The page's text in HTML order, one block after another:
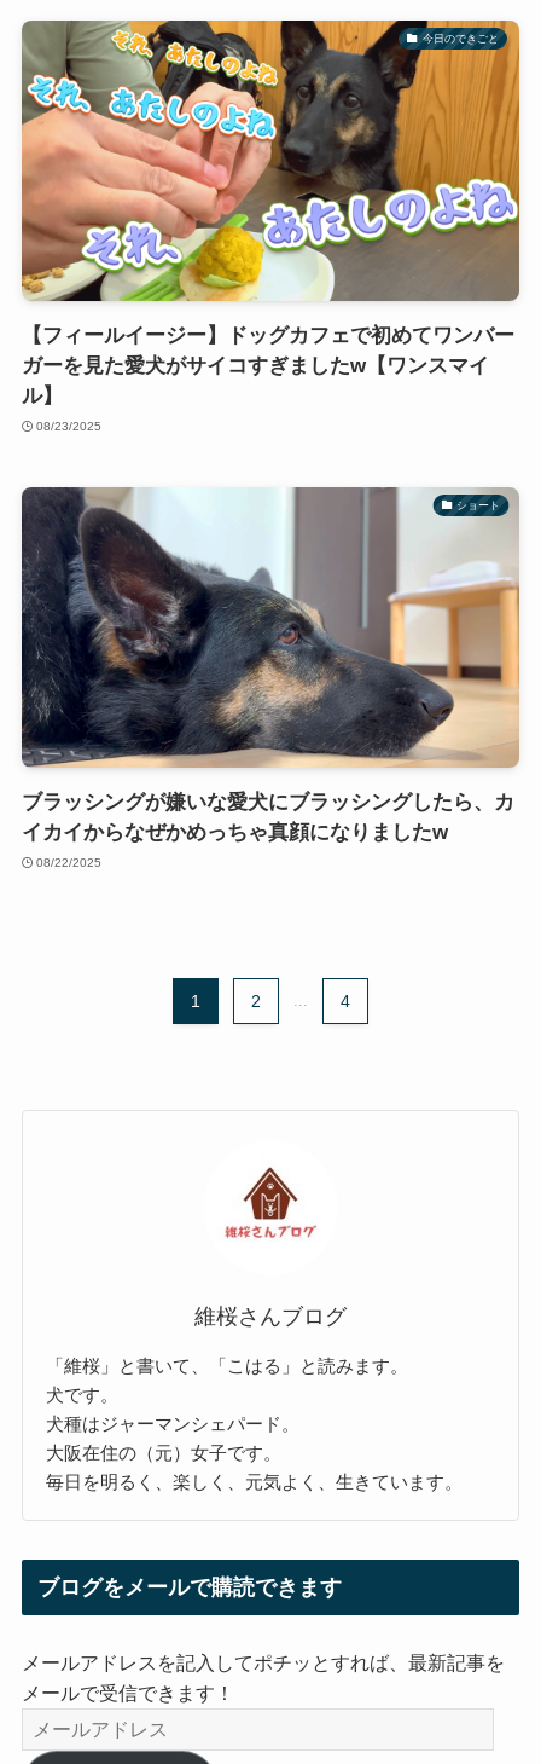
今日のできごと
【フィールイージー】ドッグカフェで初めてワンバー
ガーを見た愛犬がサイコすぎましたw【ワンスマイ
ル】
08/23/2025
ショート
ブラッシングが嫌いな愛犬にブラッシングしたら、カ
イカイからなぜかめっちゃ真顔になりましたw
08/22/2025
1 2 ... 4
維桜さんブログ
「維桜」と書いて、「こはる」と読みます。
犬です。
犬種はジャーマンシェパード。
大阪在住の（元）女子です。
毎日を明るく、楽しく、元気よく、生きています。
ブログをメールで購読できます
メールアドレスを記入してポチッとすれば、最新記事を
メールで受信できます！
メ
ー